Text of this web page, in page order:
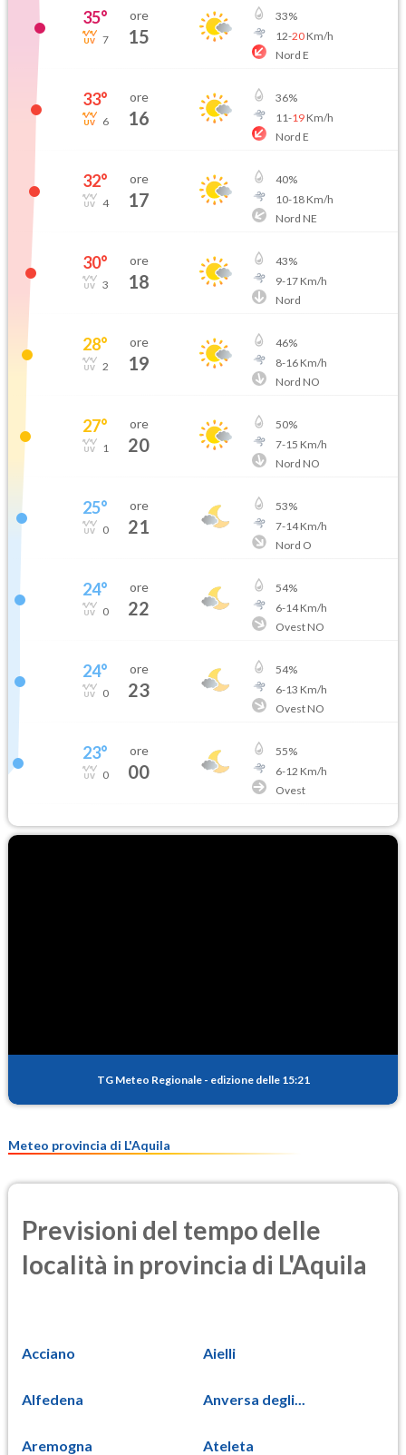
35°
7
ore
15
33%
12-20Km/h
Nord E
33°
6
ore
16
36%
11-19Km/h
Nord E
32°
4
ore
17
40%
10-18Km/h
Nord NE
30°
3
ore
18
43%
9-17Km/h
Nord
28°
2
ore
19
46%
8-16Km/h
Nord NO
27°
1
ore
20
50%
7-15 Km/h
Nord NO
25°
0
ore
21
53%
7-14Km/h
Nord O
24°
0
ore
22
54%
6-14Km/h
Ovest NO
24°
0
ore
23
54%
6-13 Km/h
Ovest NO
23°
0
ore
00
55%
6-12 Km/h
Ovest
TG Meteo Regionale - edizione delle 15:21
Meteo provincia di L'Aquila
Previsioni del tempo delle
località in provincia di L'Aquila
Acciano Aielli
Alfedena Anversa degli...
Aremogna Ateleta